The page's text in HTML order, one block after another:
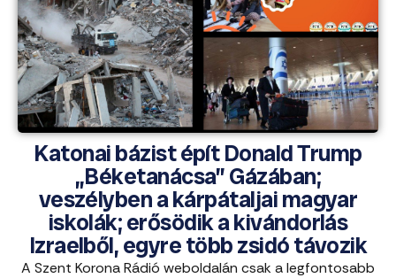
Katonai bázist épít Donald Trump
„Béketanácsa” Gázában;
veszélyben a kárpátaljai magyar
iskolák; erősödik a kivándorlás
Izraelből, egyre több zsidó távozik
A Szent Korona Rádió weboldalán csak a legfontosabb